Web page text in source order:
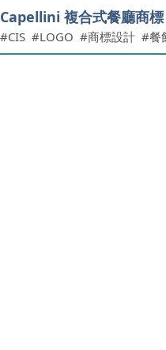
Capellini 複合式餐廳商標
CIS LOGO 商標設計 餐